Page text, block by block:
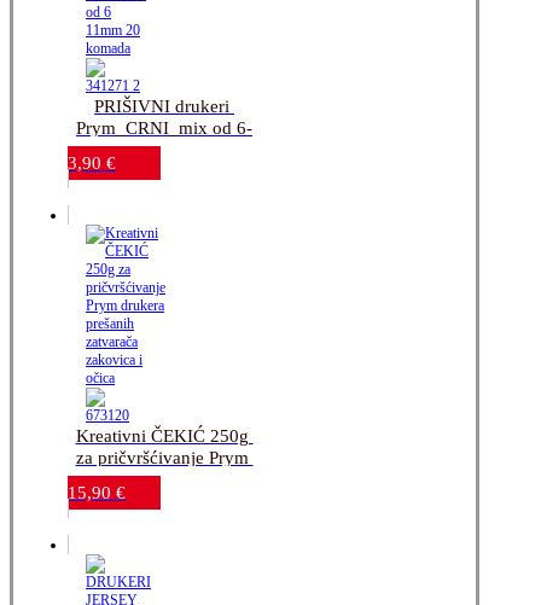
PRIŠIVNI drukeri
Prym_CRNI_mix od 6-
11mm_20 komada
3,90 €
Kreativni ČEKIĆ 250g
za pričvršćivanje Prym
drukera_prešanih
zatvarača_zakovica i
15,90 €